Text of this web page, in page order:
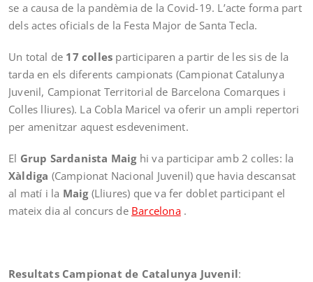
se a causa de la pandèmia de la Covid-19. L’acte forma part
dels actes oficials de la Festa Major de Santa Tecla.
Un total de 17 colles participaren a partir de les sis de la
tarda en els diferents campionats (Campionat Catalunya
Juvenil, Campionat Territorial de Barcelona Comarques i
Colles lliures). La Cobla Maricel va oferir un ampli repertori
per amenitzar aquest esdeveniment.
El Grup Sardanista Maighi va participar amb 2 colles: la
Xàldiga (Campionat Nacional Juvenil) que havia descansat
al matí i la Maig(Lliures) que va fer doblet participant el
mateix dia al concurs de Barcelona.
Resultats Campionat de Catalunya Juvenil: